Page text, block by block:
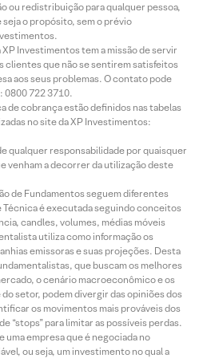
ou redistribuição para qualquer pessoa,
o propósito, sem o prévio
Investimentos tem a missão de servir
clientes que não se sentirem satisfeitos
aos seus problemas. O contato pode
0800 722 3710.
de cobrança estão definidos nas tabelas
no site da XP Investimentos:
qualquer responsabilidade por quaisquer
venham a decorrer da utilização deste
de Fundamentos seguem diferentes
Técnica é executada seguindo conceitos
candles, volumes, médias móveis
utiliza como informação os
emissoras e suas projeções. Desta
que buscam os melhores
o cenário macroeconômico e os
setor, podem divergir das opiniões dos
os movimentos mais prováveis dos
“stops” para limitar as possíveis perdas.
uma empresa que é negociada no
ou seja, um investimento no qual a